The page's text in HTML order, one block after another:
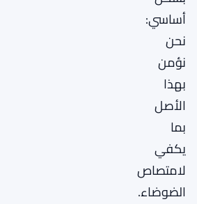
أساسي:
نحن
نؤمن
بهذا
الأصل
بما
يكفي
لامتصاص
الضوضاء.